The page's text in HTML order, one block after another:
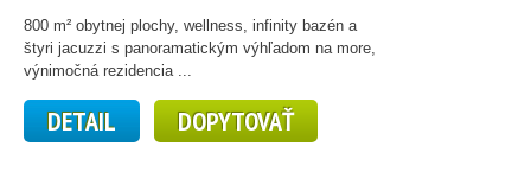
800 m² obytnej plochy, wellness, infinity bazén a
štyri jacuzzi s panoramatickým výhľadom na more,
výnimočná rezidencia ...
DETAIL DOPYTOVAŤ